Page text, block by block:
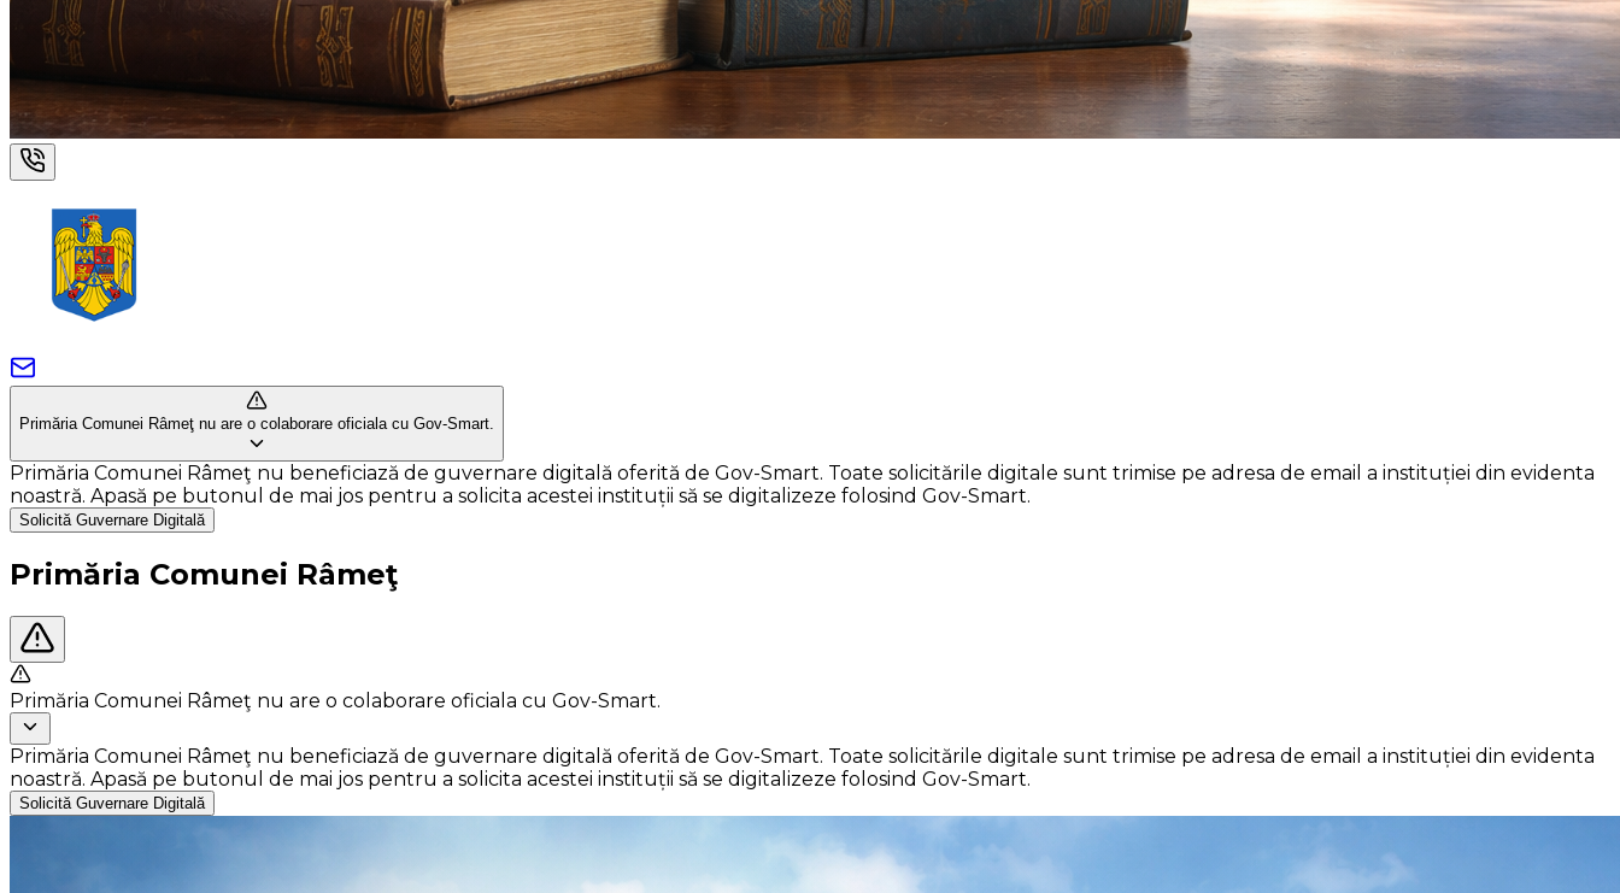
Primăria Comunei Râmeţ nu are o colaborare oficiala cu Gov-Smart.
Primăria Comunei Râmeţ nu beneficiază de guvernare digitală oferită de Gov-Smart. Toate solicitările digitale sunt trimise pe adresa de email a instituției din evidenta
noastră. Apasă pe butonul de mai jos pentru a solicita acestei instituții să se digitalizeze folosind Gov-Smart.
Solicită Guvernare Digitală
Primăria Comunei Râmeţ
Primăria Comunei Râmeţ nu are o colaborare oficiala cu Gov-Smart.
Primăria Comunei Râmeţ nu beneficiază de guvernare digitală oferită de Gov-Smart. Toate solicitările digitale sunt trimise pe adresa de email a instituției din evidenta
noastră. Apasă pe butonul de mai jos pentru a solicita acestei instituții să se digitalizeze folosind Gov-Smart.
Solicită Guvernare Digitală